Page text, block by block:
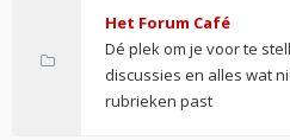
Het Forum Café
Dé plek om je voor te
discussies en alles wat
rubrieken past